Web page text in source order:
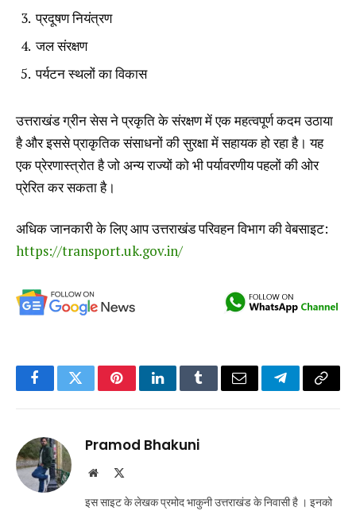
प्रदूषण नियंत्रण
जल संरक्षण
पर्यटन स्थलों का विकास
उत्तराखंड ग्रीन सेस ने प्रकृति के संरक्षण में एक महत्वपूर्ण कदम उठाया
है और इससे प्राकृतिक संसाधनों की सुरक्षा में सहायक हो रहा है। यह
एक प्रेरणास्त्रोत है जो अन्य राज्यों को भी पर्यावरणीय पहलों की ओर
प्रेरित कर सकता है।
अधिक जानकारी के लिए आप उत्तराखंड परिवहन विभाग की वेबसाइट:
https://transport.uk.gov.in/
FacebookTwitterPinterestLinkedInTumblrEmail TelegramCopy
Pramod Bhakuni
Website
इस साइट के लेखक प्रमोद भाकुनी उत्तराखंड के निवासी है । इनको